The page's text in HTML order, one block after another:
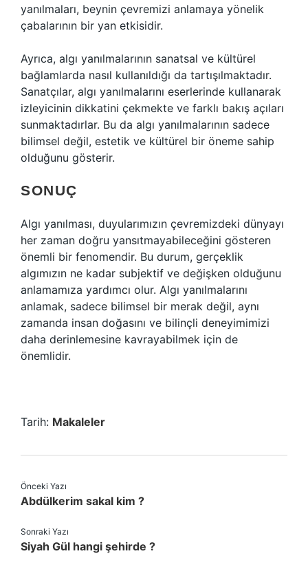
yanılmaları, beynin çevremizi anlamaya yönelik
çabalarının bir yan etkisidir.
Ayrıca, algı yanılmalarının sanatsal ve kültürel
bağlamlarda nasıl kullanıldığı da tartışılmaktadır.
Sanatçılar, algı yanılmalarını eserlerinde kullanarak
izleyicinin dikkatini çekmekte ve farklı bakış açıları
sunmaktadırlar. Bu da algı yanılmalarının sadece
bilimsel değil, estetik ve kültürel bir öneme sahip
olduğunu gösterir.
SONUÇ
Algı yanılması, duyularımızın çevremizdeki dünyayı
her zaman doğru yansıtmayabileceğini gösteren
önemli bir fenomendir. Bu durum, gerçeklik
algımızın ne kadar subjektif ve değişken olduğunu
anlamamıza yardımcı olur. Algı yanılmalarını
anlamak, sadece bilimsel bir merak değil, aynı
zamanda insan doğasını ve bilinçli deneyimimizi
daha derinlemesine kavrayabilmek için de
önemlidir.
Tarih: Makaleler
Önceki Yazı
Abdülkerim sakal kim ?
Sonraki Yazı
Siyah Gül hangi şehirde ?